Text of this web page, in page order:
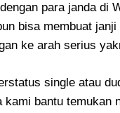
para janda di
bisa membuat
ke arah serius
single atau
kami bantu temukan